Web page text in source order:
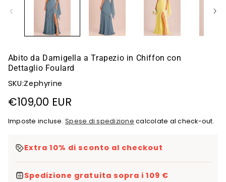
Abito da Damigella a Trapezio in Chiffon con
Dettaglio Foulard
SKU:Zephyrine
Prezzo
di
€109,00 EUR
Imposte incluse.Spese di spedizione calcolate al check-out.
Extra 10% di sconto al checkout
Spedizione gratuita sopra i 109 €